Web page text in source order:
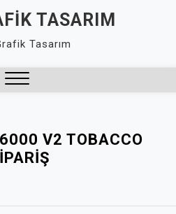
TASARIM
Tasarım
V2 TOBACCO